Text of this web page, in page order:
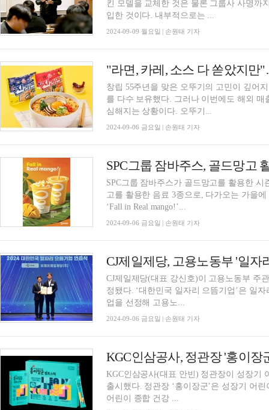
킨 모델을 교체한 것은 물론 그룹사 사명까
입한 것이다. 내부적으로는 ...
2024-09-09 월요일 | 손원태 기자
"라면, 카레, 소스 다 쏟았지만
창립 55주년을 맞은 오뚜기의 고민이 깊어
를 다수 보유했다. 그러나 이번에도 해외
심해지는 상황이다. 오뚜기...
2024-09-06 금요일 | 손원태 기자
SPC그룹 잠바주스, 골드망고
SPC그룹 잠바주스가 골드망고를 활용한 시즌 음료 3종
고를 활용한 음료 3종으로, 다가오는 가을
‘Fall in Real mango!’...
2024-09-06 금요일 | 손원태 기자
CJ제일제당, 고용노동부 '일자
CJ제일제당(대표 강신호)이 고용노동부 주
정됐다. ‘대한민국 일자리 으뜸기업’은 일자리 창출, 일과 삶의 균형 실천 등을 위해 노력한 기
업을 선정해 고용노...
2024-09-06 금요일 | 손원태 기자
KGC인삼공사, 정관장 '홍이장
KGC인삼공사(대표 안빈) 정관장이 성장기
출시했다. 정관장 ‘홍이장군’은 성장기 어린이 건강을 위해 균형 성장 맞춤 포뮬러를 제공하는
어린이 종합 건강 ...